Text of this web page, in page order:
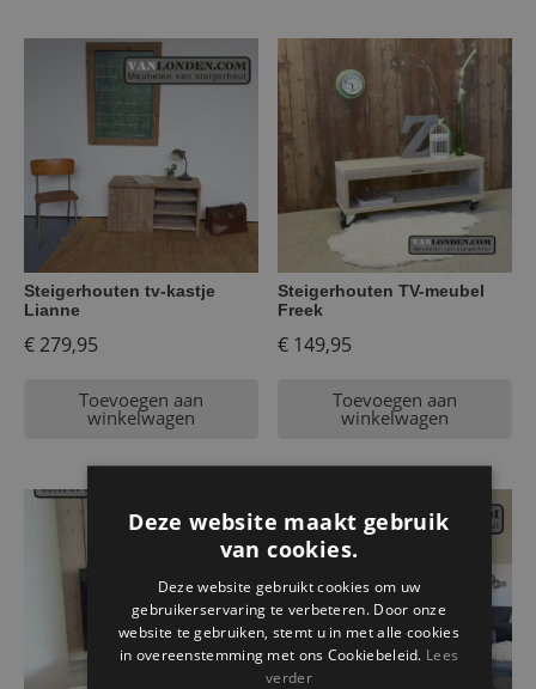
Steigerhouten tv-kastje
Lianne
€279,95
Toevoegen aan
winkelwagen
Steigerhouten TV-meubel
Freek
€ 149,95
Toevoegen aan
winkelwagen
Deze website maakt gebruik
van cookies.
Deze website gebruikt cookies om uw
gebruikerservaring te verbeteren. Door onze
website te gebruiken, stemt u in met alle cookies
in overeenstemming met ons Cookiebeleid. Lees
verder